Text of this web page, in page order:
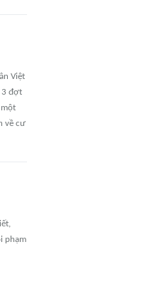
Việt
3 đợt
về cư
phạm